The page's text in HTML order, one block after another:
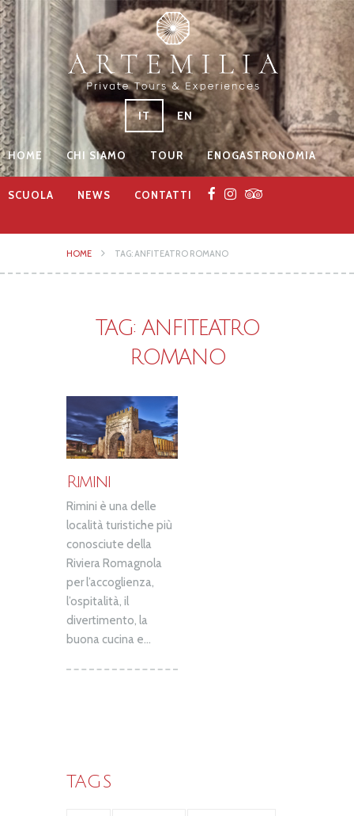
IT EN
HOME CHI SIAMO TOUR ENOGASTRONOMIA
SCUOLA NEWS CONTATTI
HOME TAG: ANFITEATRO ROMANO
TAG: ANFITEATRO
ROMANO
Rimini
Rimini è una delle
località turistiche più
conosciute della
Riviera Romagnola
per l’accoglienza,
l’ospitalità, il
divertimento, la
buona cucina e...
TAGS